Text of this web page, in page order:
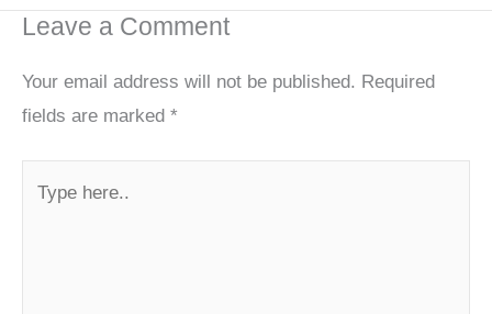
Leave a Comment
Your email address will not be published. Required
fields are marked *